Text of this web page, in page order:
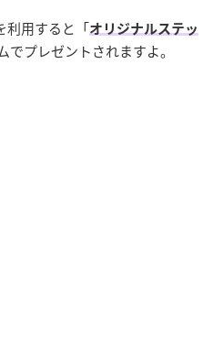
利用すると「オリジナルステッ
でプレゼントされますよ。